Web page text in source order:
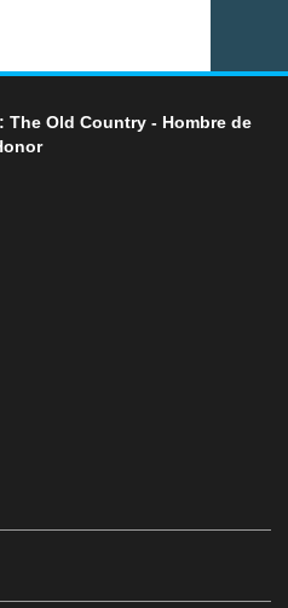
Old Country - Hombre de